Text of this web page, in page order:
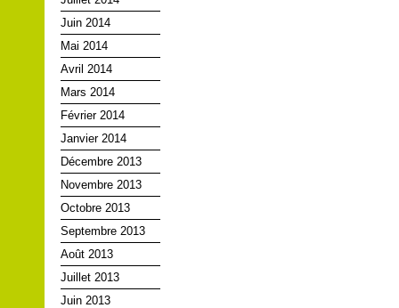
Juin 2014
Mai 2014
Avril 2014
Mars 2014
Février 2014
Janvier 2014
Décembre 2013
Novembre 2013
Octobre 2013
Septembre 2013
Août 2013
Juillet 2013
Juin 2013